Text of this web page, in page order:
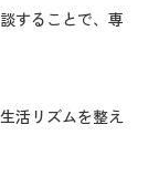
することで、専
活リズムを整え